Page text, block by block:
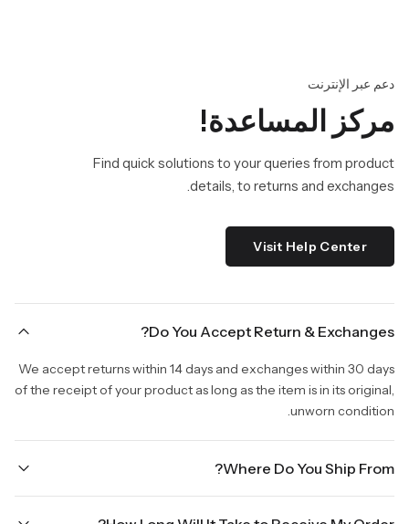
دعم عبر الإنترنت
مركز المساعدة!
Find quick solutions to your queries from product
details, to returns and exchanges.
Visit Help Center
Do You Accept Return & Exchanges?
We accept returns within 14 days and exchanges within 30 days
of the receipt of your product as long as the item is in its original,
unworn condition.
Where Do You Ship From?